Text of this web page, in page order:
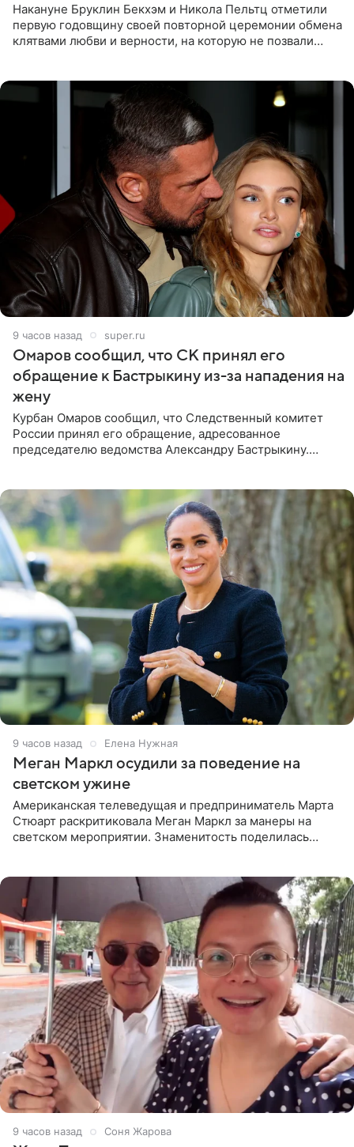
Накануне Бруклин Бекхэм и Никола Пельтц отметили
первую годовщину своей повторной церемонии обмена
клятвами любви и верности, на которую не позвали
9 часов назад super.ru
Омаров сообщил, что СК принял его
обращение к Бастрыкину из-за нападения на
жену
Курбан Омаров сообщил, что Следственный комитет
России принял его обращение, адресованное
председателю ведомства Александру Бастрыкину.
9 часов назад Елена Нужная
Меган Маркл осудили за поведение на
светском ужине
Американская телеведущая и предприниматель Марта
Стюарт раскритиковала Меган Маркл за манеры на
светском мероприятии. Знаменитость поделилась
9 часов назад Соня Жарова